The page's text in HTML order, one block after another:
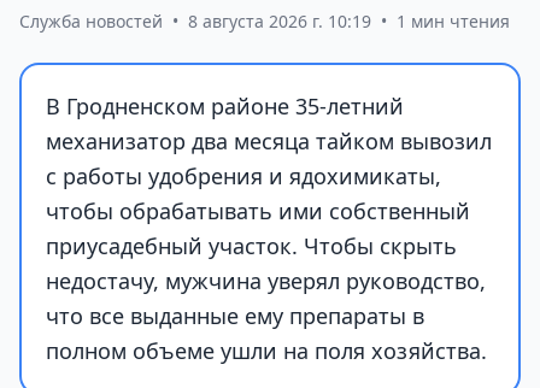
Служба новостей • 8 августа 2026 г. 10:19 • 1 мин чтения
В Гродненском районе 35-летний
механизатор два месяца тайком вывозил
с работы удобрения и ядохимикаты,
чтобы обрабатывать ими собственный
приусадебный участок. Чтобы скрыть
недостачу, мужчина уверял руководство,
что все выданные ему препараты в
полном объеме ушли на поля хозяйства.